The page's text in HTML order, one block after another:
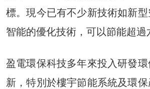
標。現今已有不少新技術如新
智能的優化技術，可以節能超過
盈電環保科技多年來投入研發
新，特別於樓宇節能系統及環保